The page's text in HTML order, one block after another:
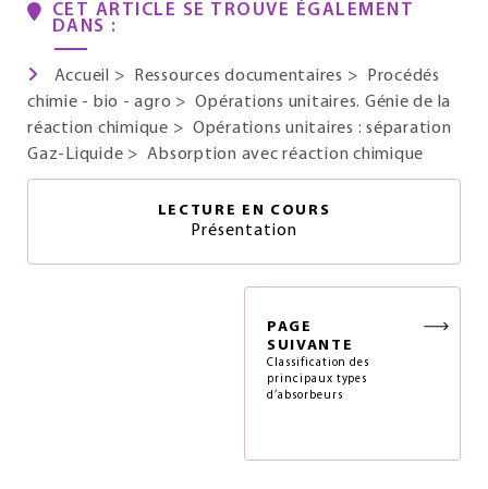
CET ARTICLE SE TROUVE ÉGALEMENT
DANS :
Accueil > Ressources documentaires >
Procédés
chimie - bio - agro >Opérations unitaires. Génie de la
réaction chimique > Opérations unitaires : séparation
Gaz-Liquide >Absorption avec réaction chimique
LECTURE EN COURS
Présentation
PAGE
SUIVANTE
Classification des
principaux types
d’absorbeurs